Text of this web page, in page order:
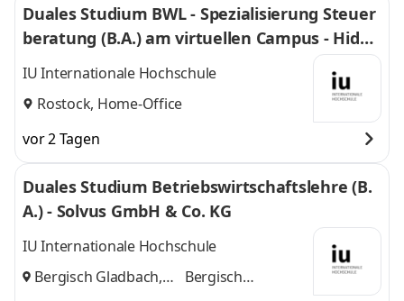
Duales Studium BWL - Spezialisierung Steuer
beratung (B.A.) am virtuellen Campus - Hidde
Dotzlaff Steuerberatungsgesellschaft mbH
IU Internationale Hochschule
Rostock, Home-Office
vor 2 Tagen
Duales Studium Betriebswirtschaftslehre (B.
A.) - Solvus GmbH & Co. KG
IU Internationale Hochschule
Bergisch Gladbach,
Bergisch